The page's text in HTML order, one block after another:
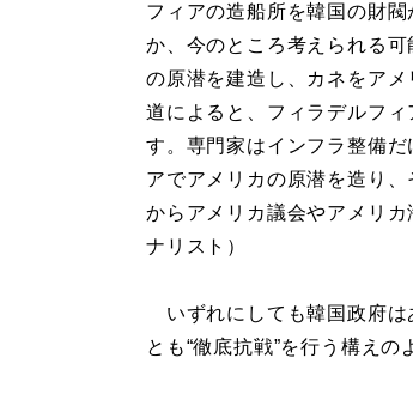
フィアの造船所を韓国の財
か、今のところ考えられる
の原潜を建造し、カネをア
道によると、フィラデルフ
す。専門家はインフラ整備
アでアメリカの原潜を造り
からアメリカ議会やアメリ
ナリスト）
いずれにしても韓国政府は
とも“徹底抗戦”を行う構えの